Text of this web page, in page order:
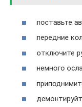
поставьте
передние
отключите
немного